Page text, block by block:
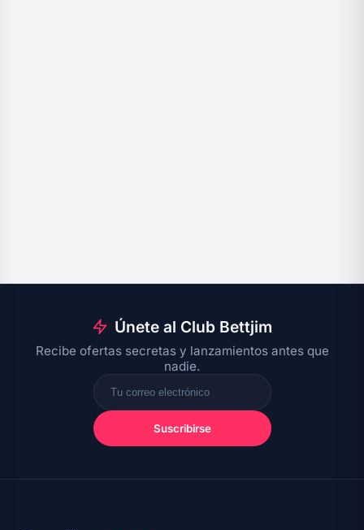
Únete al Club Bettjim
Recibe ofertas secretas y lanzamientos antes que
nadie.
Suscribirse